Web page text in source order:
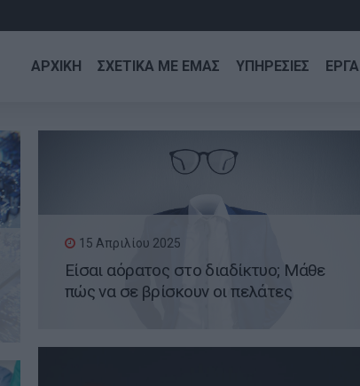
ΑΡΧΙΚΗ ΣΧΕΤΙΚΑ ΜΕ ΕΜΑΣ ΥΠΗΡΕΣΙΕΣ ΕΡΓΑ
15 Απριλίου 2025
Είσαι αόρατος στο διαδίκτυο; Μάθε
πώς να σε βρίσκουν οι πελάτες